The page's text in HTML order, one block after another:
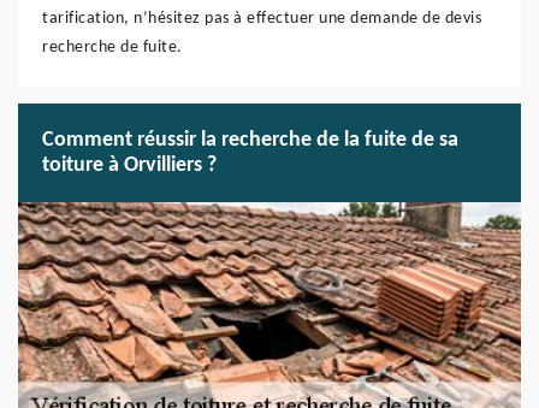
tarification, n’hésitez pas à effectuer une demande de devis
recherche de fuite.
Comment réussir la recherche de la fuite de sa
toiture à Orvilliers ?